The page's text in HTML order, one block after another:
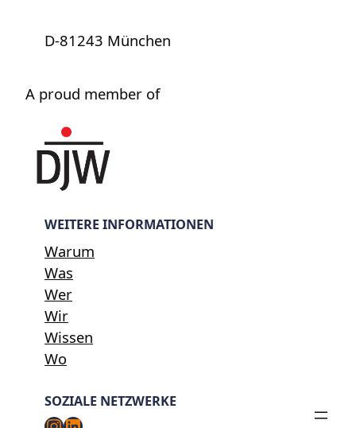
D-81243 München
A proud member of
WEITERE INFORMATIONEN
Warum
Was
Wer
Wir
Wissen
Wo
SOZIALE NETZWERKE